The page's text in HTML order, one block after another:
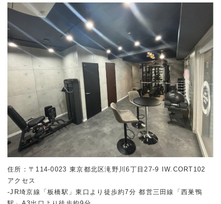
住所：〒114-0023 東京都北区滝野川6丁目27-9 IW.CORT102
アクセス
-JR埼京線「板橋駅」東口より徒歩約7分 都営三田線「西巣鴨